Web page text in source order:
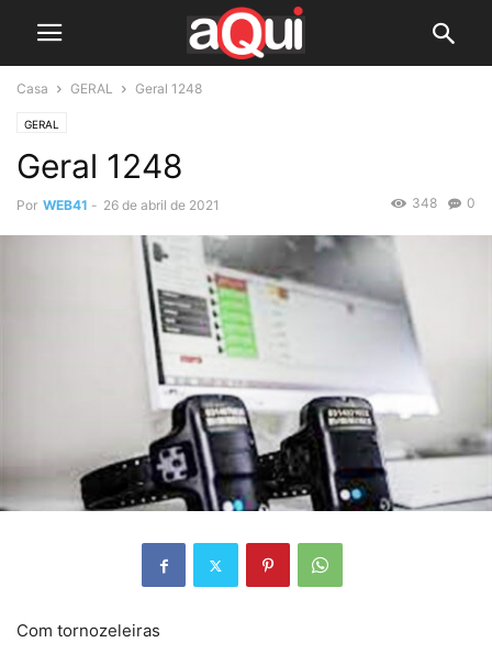
Casa GERAL Geral 1248
GERAL
Geral 1248
Por WEB41 - 26 de abril de 2021 0
348
Com tornozeleiras